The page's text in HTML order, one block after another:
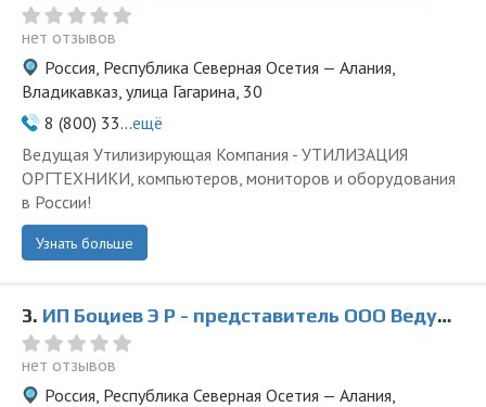
нет отзывов
Россия, Республика Северная Осетия — Алания,
Владикавказ, улица Гагарина, 30
8 (800) 33...ещё
Ведущая Утилизирующая Компания - УТИЛИЗАЦИЯ
ОРГТЕХНИКИ, компьютеров, мониторов и оборудования
в России!
Узнать больше
3. ИП Боциев Э Р - представитель ООО Ведущая Утилизирующая Компания
нет отзывов
Россия, Республика Северная Осетия — Алания,